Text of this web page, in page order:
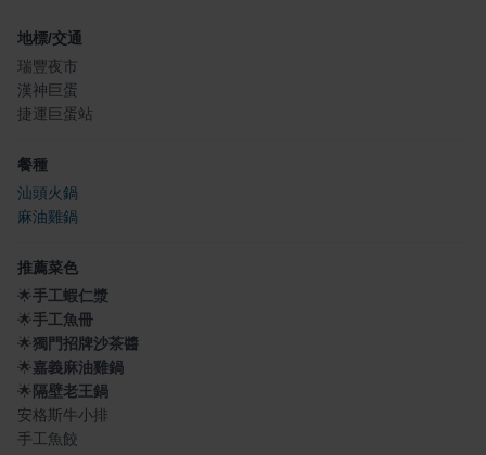
地標/交通
瑞豐夜市
漢神巨蛋
捷運巨蛋站
餐種
汕頭火鍋
麻油雞鍋
推薦菜色
🌟手工蝦仁漿
🌟手工魚冊
🌟獨門招牌沙茶醬
🌟嘉義麻油雞鍋
🌟隔壁老王鍋
安格斯牛小排
手工魚餃